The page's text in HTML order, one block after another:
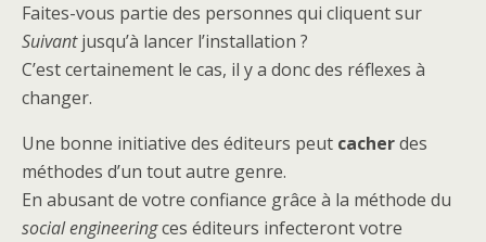
Faites-vous partie des personnes qui cliquent sur
Suivantjusqu’à lancer l’installation ?
C’est certainement le cas, il y a donc des réflexes à
changer.
Une bonne initiative des éditeurs peut cacherdes
méthodes d’un tout autre genre.
En abusant de votre confiance grâce à la méthode du
social engineeringces éditeurs infecteront votre